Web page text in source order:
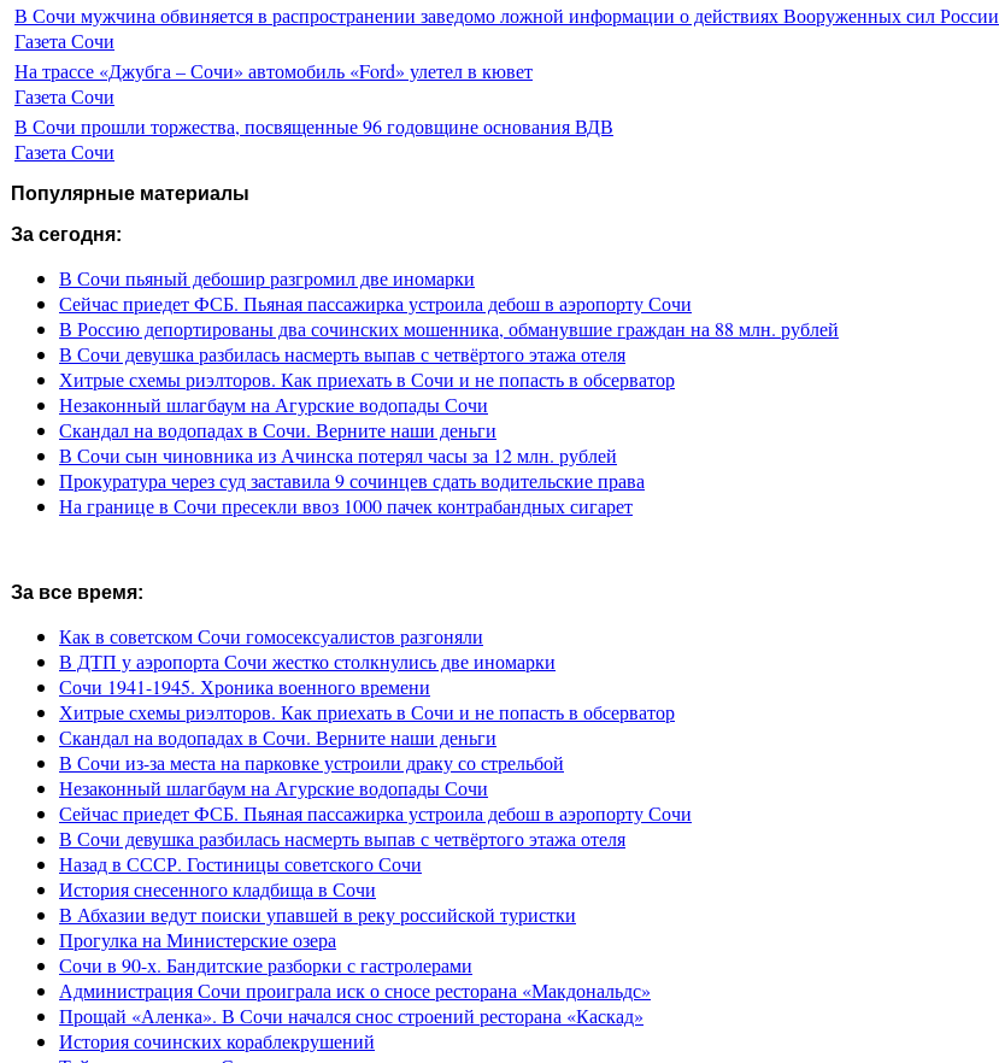
В Сочи мужчина обвиняется в распространении заведомо ложной информации о действиях Вооруженных сил России
Газета Сочи
На трассе «Джубга – Сочи» автомобиль «Ford» улетел в кювет
Газета Сочи
В Сочи прошли торжества, посвященные 96 годовщине основания ВДВ
Газета Сочи
Популярные материалы
За сегодня:
В Сочи пьяный дебошир разгромил две иномарки
Сейчас приедет ФСБ. Пьяная пассажирка устроила дебош в аэропорту Сочи
В Россию депортированы два сочинских мошенника, обманувшие граждан на 88 млн. рублей
В Сочи девушка разбилась насмерть выпав с четвёртого этажа отеля
Хитрые схемы риэлторов. Как приехать в Сочи и не попасть в обсерватор
Незаконный шлагбаум на Агурские водопады Сочи
Скандал на водопадах в Сочи. Верните наши деньги
В Сочи сын чиновника из Ачинска потерял часы за 12 млн. рублей
Прокуратура через суд заставила 9 сочинцев сдать водительские права
На границе в Сочи пресекли ввоз 1000 пачек контрабандных сигарет
За все время:
Как в советском Сочи гомосексуалистов разгоняли
В ДТП у аэропорта Сочи жестко столкнулись две иномарки
Сочи 1941-1945. Хроника военного времени
Хитрые схемы риэлторов. Как приехать в Сочи и не попасть в обсерватор
Скандал на водопадах в Сочи. Верните наши деньги
В Сочи из-за места на парковке устроили драку со стрельбой
Незаконный шлагбаум на Агурские водопады Сочи
Сейчас приедет ФСБ. Пьяная пассажирка устроила дебош в аэропорту Сочи
В Сочи девушка разбилась насмерть выпав с четвёртого этажа отеля
Назад в СССР. Гостиницы советского Сочи
История снесенного кладбища в Сочи
В Абхазии ведут поиски упавшей в реку российской туристки
Прогулка на Министерские озера
Сочи в 90-х. Бандитские разборки с гастролерами
Администрация Сочи проиграла иск о сносе ресторана «Макдональдс»
Прощай «Аленка». В Сочи начался снос строений ресторана «Каскад»
История сочинских кораблекрушений